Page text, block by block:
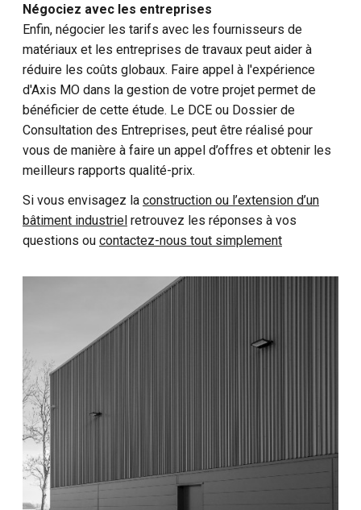
Négociez avec les entreprises
Enfin, négocier les tarifs avec les fournisseurs de
matériaux et les entreprises de travaux peut aider à
réduire les coûts globaux. Faire appel à l'expérience
d'Axis MO dans la gestion de votre projet permet de
bénéficier de cette étude. Le DCE ou Dossier de
Consultation des Entreprises, peut être réalisé pour
vous de manière à faire un appel d’offres et obtenir les
meilleurs rapports qualité-prix.
Si vous envisagez la construction ou l’extension d’un
bâtiment industriel retrouvez les réponses à vos
questions ou contactez-nous tout simplement